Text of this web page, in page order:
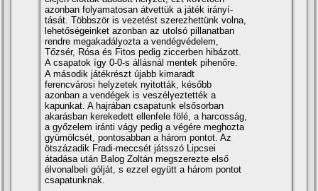
azonban folyamatosan átvettük a játék irányí­
tását. Többször is vezetést szerezhettünk volna,
lehetőségeinket azonban az utolsó pillanatban
rendre megakadályozta a vendégvédelem,
Tőzsér, Rósa és Fitos pedig ziccerben hibázott.
A csapatok í­gy 0-0-s állásnál mentek pihenőre.
A második játékrészt újabb kimaradt
ferencvárosi helyzetek nyitották, később
azonban a vendégek is veszélyeztették a
kapunkat. A hajrában csapatunk elsősorban
akarásban kerekedett ellenfele fölé, a harcosság,
a győzelem iránti vágy pedig a végére meghozta
gyümölcsét, pontosabban a három pontot. Az
ötszázadik Fradi-meccsét játsszó Lipcsei
átadása után Balog Zoltán megszerezte első
élvonalbeli gólját, s ezzel együtt a három pontot
csapatunknak.